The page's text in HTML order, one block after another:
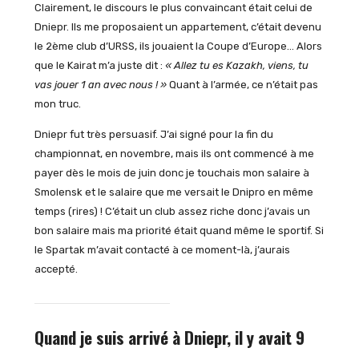
Clairement, le discours le plus convaincant était celui de
Dniepr. Ils me proposaient un appartement, c’était devenu
le 2ème club d’URSS, ils jouaient la Coupe d’Europe… Alors
que le Kairat m’a juste dit : « Allez tu es Kazakh, viens, tu
vas jouer 1 an avec nous ! »Quant à l’armée, ce n’était pas
mon truc.
Dniepr fut très persuasif. J’ai signé pour la fin du
championnat, en novembre, mais ils ont commencé à me
payer dès le mois de juin donc je touchais mon salaire à
Smolensk et le salaire que me versait le Dnipro en même
temps (rires) ! C’était un club assez riche donc j’avais un
bon salaire mais ma priorité était quand même le sportif. Si
le Spartak m’avait contacté à ce moment-là, j’aurais
accepté.
Quand je suis arrivé à Dniepr, il y avait 9